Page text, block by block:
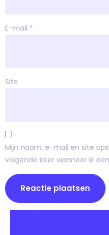
E-mail *
Site
Mijn naam, e-mail en site
volgende keer wanneer ik